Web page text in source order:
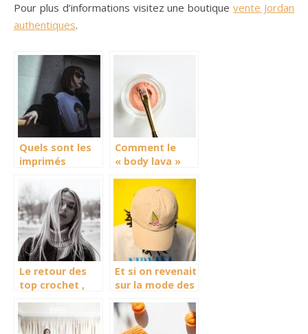
Pour plus d’informations visitez une boutiquevente Jordan
authentiques.
Quels sont les
imprimés
cet été ?
Comment le
« body lava »
révolutionné le
milieu du
maquillage ?
Le retour des
top crochet ,
qui revient en
force
Et si on revenait
sur la mode des